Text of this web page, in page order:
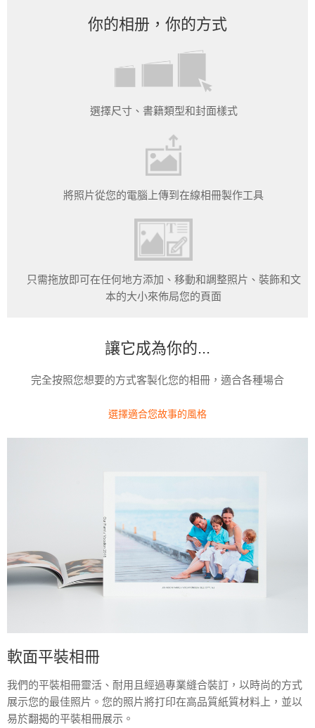
你的相册，你的方式
選擇尺寸、書籍類型和封面樣式
將照片從您的電腦上傳到在線相冊製作工具
只需拖放即可在任何地方添加、移動和調整照片、裝飾和文
本的大小來佈局您的頁面
讓它成為你的...
完全按照您想要的方式客製化您的相冊，適合各種場合
選擇適合您故事的風格
軟面平裝相冊
我們的平裝相冊靈活、耐用且經過專業縫合裝訂，以時尚的方式
展示您的最佳照片。您的照片將打印在高品質紙質材料上，並以
易於翻揭的平裝相冊展示。